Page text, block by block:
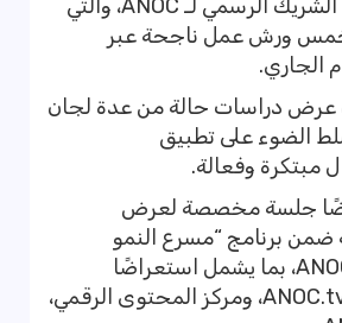
شركة “داتا نورث”، الشريك الرسمي لـ ANOC، والتي
ورش عمل ناجحة عبر
الجاري.
عرض دراسات حالة من عدة لجان
الضوء على تطبيق
مبتكرة وفعالة.
جلسة مخصصة لعرض
ضمن برنامج “مسرع النمو
الرقمي” التابع لـ ANOC، بما يشمل استعراضًا
تفصيليًا لمنصات ANOC.tv، ومركز المحتوى الرقمي،